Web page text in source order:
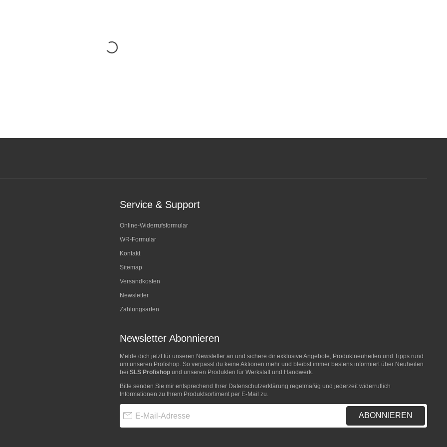
Service & Support
Online-Widerrufsformular
WR-Formular
Kontakt
Sitemap
Versandkosten
Newsletter
Zahlungsarten
Newsletter Abonnieren
Melde dich jetzt für unseren Newsletter an und sichere dir exklusive Angebote, Produktneuheiten und Tipps rund
um unseren Profishop. So verpasst du keine Aktionen mehr und bleibst immer bestens informiert über Neuheiten
bei SLS Profishop und unseren Produkten für Werkstatt und Handwerk.
Bitte senden Sie mir entsprechend Ihrer Datenschutzerklärung regelmäßig und jederzeit widerruflich
Informationen zu Ihrem Produktsortiment per E-Mail zu.
E-Mail-Adresse
ABONNIEREN